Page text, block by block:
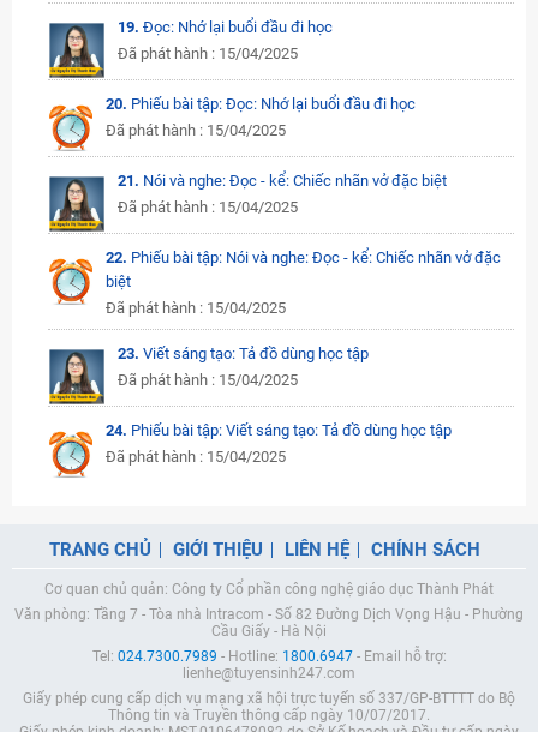
19. Đọc: Nhớ lại buổi đầu đi học
Đã phát hành : 15/04/2025
20. Phiếu bài tập: Đọc: Nhớ lại buổi đầu đi học
Đã phát hành : 15/04/2025
21. Nói và nghe: Đọc - kể: Chiếc nhãn vở đặc biệt
Đã phát hành : 15/04/2025
22. Phiếu bài tập: Nói và nghe: Đọc - kể: Chiếc nhãn vở đặc
biệt
Đã phát hành : 15/04/2025
23. Viết sáng tạo: Tả đồ dùng học tập
Đã phát hành : 15/04/2025
24. Phiếu bài tập: Viết sáng tạo: Tả đồ dùng học tập
Đã phát hành : 15/04/2025
TRANG CHỦ GIỚI THIỆU LIÊN HỆ CHÍNH SÁCH
Cơ quan chủ quản: Công ty Cổ phần công nghệ giáo dục Thành Phát
Văn phòng: Tầng 7 - Tòa nhà Intracom - Số 82 Đường Dịch Vọng Hậu - Phường
Cầu Giấy - Hà Nội
Tel: 024.7300.7989 - Hotline: 1800.6947- Email hỗ trợ:
lienhe@tuyensinh247.com
Giấy phép cung cấp dịch vụ mạng xã hội trực tuyến số 337/GP-BTTTT do Bộ
Thông tin và Truyền thông cấp ngày 10/07/2017.